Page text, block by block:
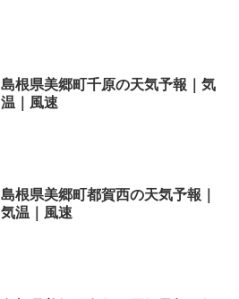
島根県美郷町千原の天気予報｜気
温｜風速
島根県美郷町都賀西の天気予報｜
気温｜風速